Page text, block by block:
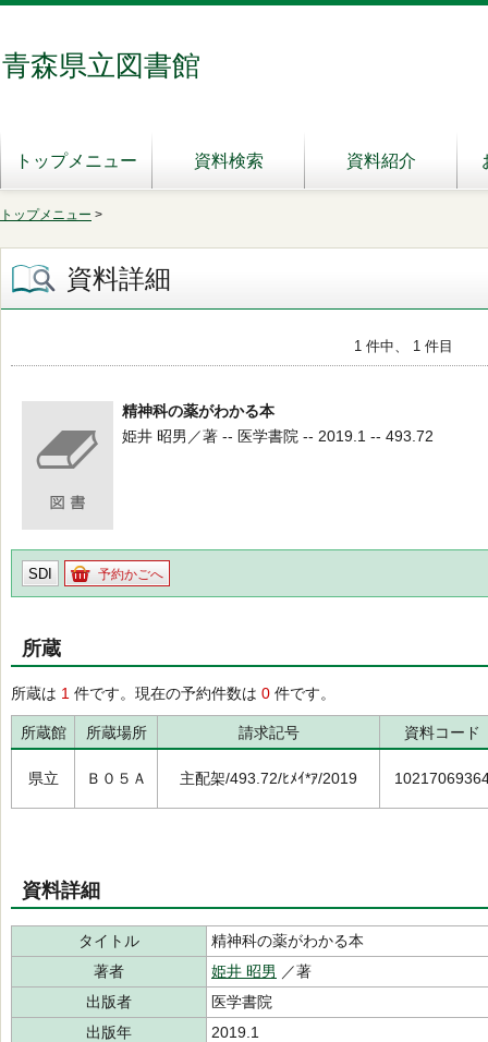
青森県立図書館
トップメニュー 資料検索 資料紹介
トップメニュー >
資料詳細
1 件中、 1 件目
精神科の薬がわかる本
姫井 昭男／著 -- 医学書院 -- 2019.1 -- 493.72
SDI 予約かごへ
所蔵
所蔵は 1 件です。現在の予約件数は 0 件です。
所蔵館 所蔵場所 請求記号 資料コード
県立 Ｂ０５Ａ 主配架/493.72/ﾋﾒｲ*ｱ/2019
資料詳細
タイトル
精神科の薬がわかる本
著者
姫井 昭男 ／著
出版者
医学書院
出版年
2019.1